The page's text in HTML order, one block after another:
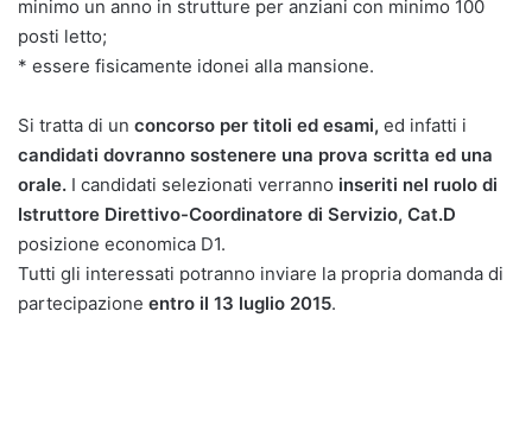
minimo un anno in strutture per anziani con minimo 100
posti letto;
* essere fisicamente idonei alla mansione.
Si tratta di un concorso per titoli ed esami, ed infatti i
candidati dovranno sostenere una prova scritta ed una
orale. I candidati selezionati verranno inseriti nel ruolo di
Istruttore Direttivo-Coordinatore di Servizio, Cat.D
posizione economica D1.
Tutti gli interessati potranno inviare la propria domanda di
partecipazione entro il 13 luglio 2015.